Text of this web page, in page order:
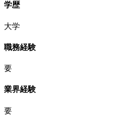
学歴
大学
職務経験
要
業界経験
要